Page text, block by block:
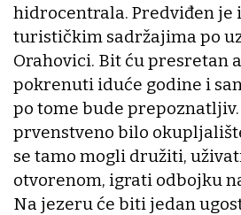
hidrocentrala. Predviđen je
turističkim sadržajima po
Orahovici. Bit ću presretan
pokrenuti iduće godine i
po tome bude prepoznatljiv.
prvenstveno bilo
se tamo mogli družiti,
otvorenom, igrati odbojku
Na jezeru će biti jedan